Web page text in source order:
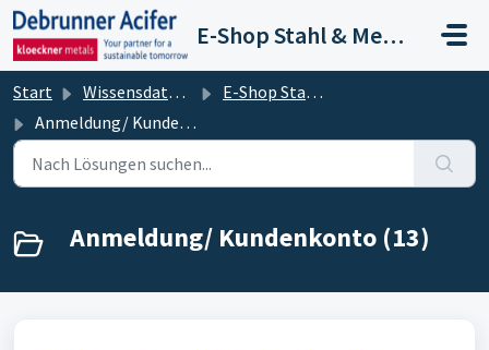
Zum hauptsächlichen Inhalt gehen
E-Shop Stahl & Metalle
Start Wissensdatenbank
E-Shop Stahl & Metalle
Anmeldung/ Kundenkonto
Anmeldung/ Kundenkonto (13)